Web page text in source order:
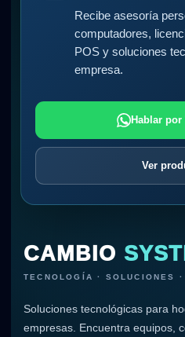
Recibe asesoría
computadores,
POS y soluciones
empresa.
Hablar
Ver
CAMBIO
TECNOLOGÍA · SOLUCIONES
Soluciones tecnológicas para
empresas. Encuentra equipos,